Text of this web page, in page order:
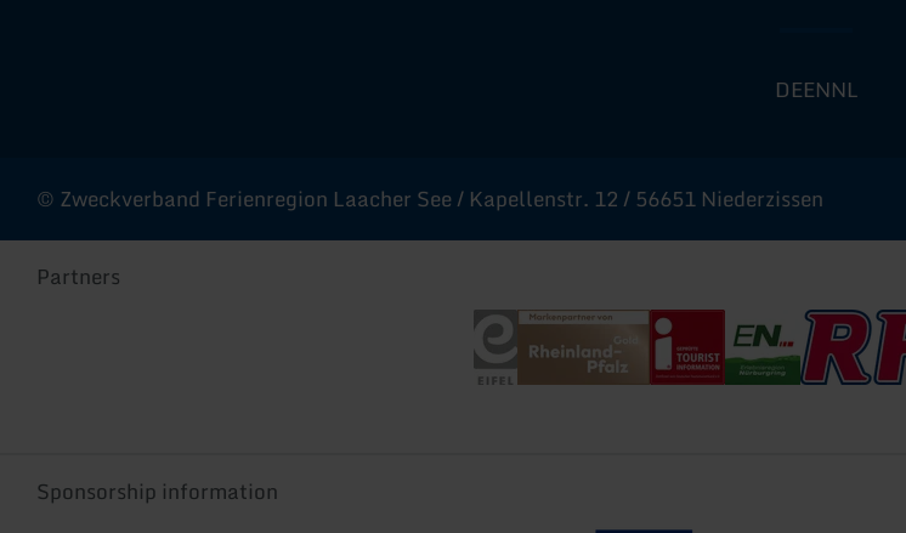
DEENNL
© Zweckverband Ferienregion Laacher See / Kapellenstr. 12 / 56651 Niederzissen
Partners
Eifel Tourismus
Rheinland-Pfalz GoldDeutscher Tourismusverband - i-
Erlebnisregion
RPR1
Sponsorship information